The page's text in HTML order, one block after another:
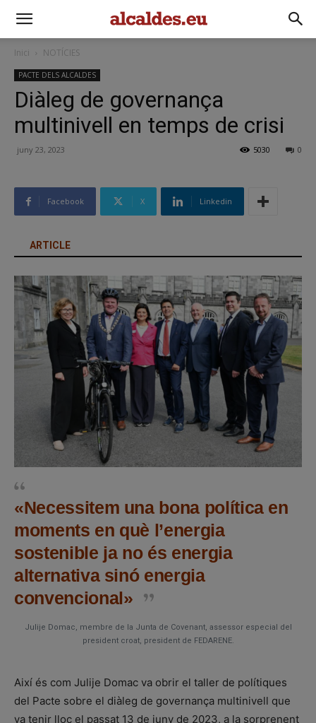
Inici NOTÍCIES
PACTE DELS ALCALDES
Diàleg de governança
multinivell en temps de crisi
juny 23, 2023 0
5030
Facebook X Linkedin
ARTICLE
«Necessitem una bona política en
moments en què l’energia
sostenible ja no és energia
alternativa sinó energia
convencional»
Julije Domac, membre de la Junta de Covenant, assessor especial del
president croat, president de FEDARENE.
Així és com Julije Domac va obrir el taller de polítiques
del Pacte sobre el diàleg de governança multinivell que
va tenir lloc el passat 13 de juny de 2023, a la sorprenent